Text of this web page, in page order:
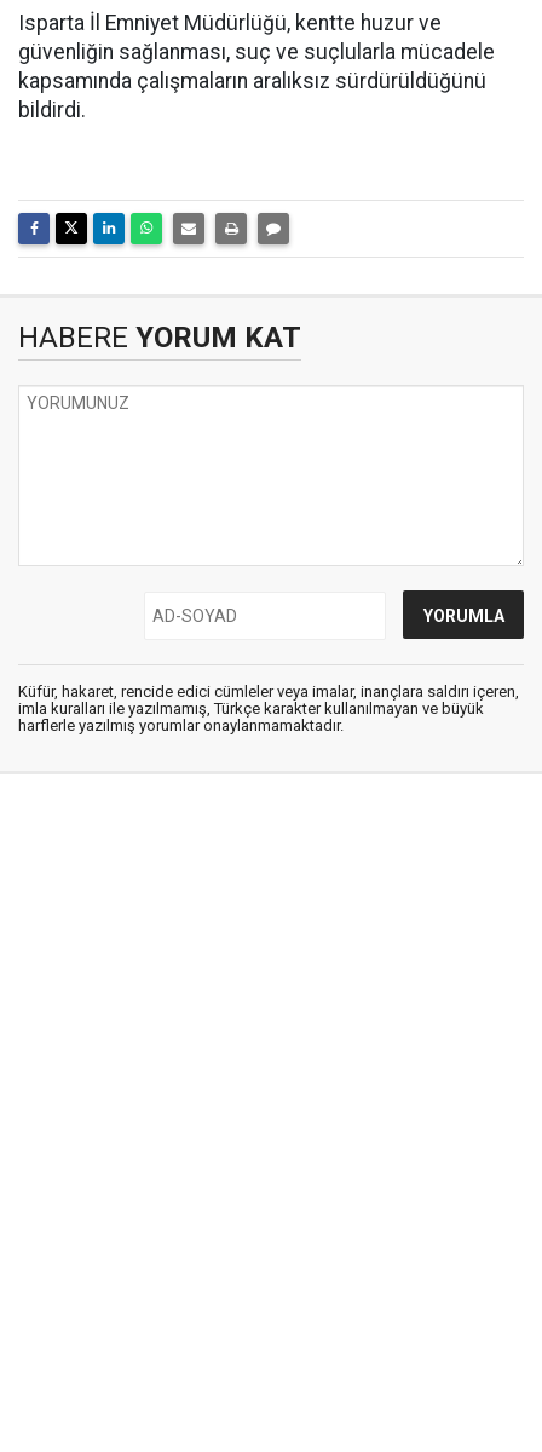
Isparta İl Emniyet Müdürlüğü, kentte huzur ve
güvenliğin sağlanması, suç ve suçlularla mücadele
kapsamında çalışmaların aralıksız sürdürüldüğünü
bildirdi.
HABERE YORUM KAT
Küfür, hakaret, rencide edici cümleler veya imalar, inançlara saldırı içeren,
imla kuralları ile yazılmamış, Türkçe karakter kullanılmayan ve büyük
harflerle yazılmış yorumlar onaylanmamaktadır.